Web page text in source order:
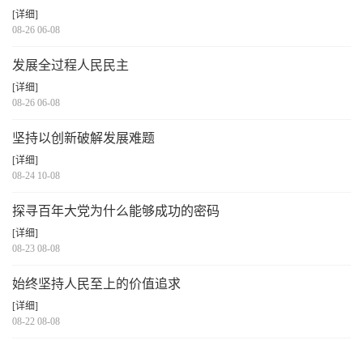
[详细]
08-26 06-08
发展全过程人民民主
[详细]
08-26 06-08
坚持以创新破解发展难题
[详细]
08-24 10-08
探寻百年大党为什么能够成功的密码
[详细]
08-23 08-08
始终坚持人民至上的价值追求
[详细]
08-22 08-08